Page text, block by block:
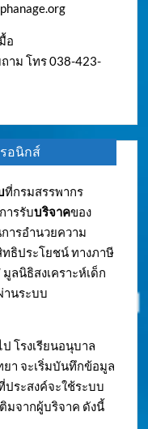
อ
าม โทร 038-423-
อนิกส์
ที่กรมสรรพากร
ารรับบริจาคของ
ารอำนวยความ
ธิประโยชน์ ทางภาษี
ลนิธิสงเคราะห์เด็ก
านระบบ
โรงเรียนอนุบาล
า จะเริ่มบันทึกข้อมูล
ประสงค์จะใช้ระบบ
มจากผู้บริจาค ดังนี้